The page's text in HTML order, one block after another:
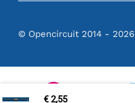
€ 2,55
© Opencircuit 2014 - 2026